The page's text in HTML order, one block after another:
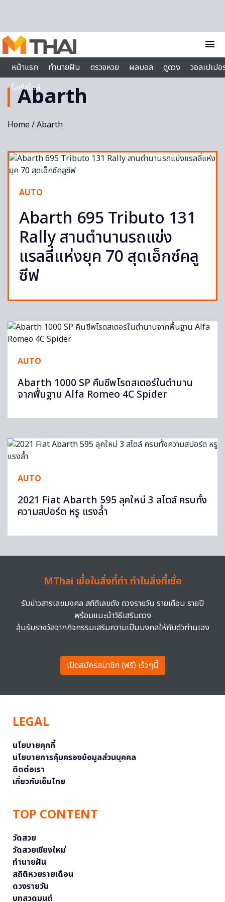
menu
หน้าแรก
ทำนายฝัน ตรวจหวย ผลบอล ดูดวง
วอลเปเป
ไลฟ์สไตล์
Abarth
Home/ Abarth
AUTO
Abarth 695 Tributo 131
Rally สานตำนานรถแข่ง
แรลลี่แห่งยุค 70 สุดเอ็กซ์คลู
ซีฟ
AUTO
Abarth 1000 SP คืนชีพโรดสเตอร์ในตำนาน
จากพื้นฐาน Alfa Romeo 4C Spider
AUTO
2021 Fiat Abarth 595 ลุคใหม่ 3 สไตล์ ครบทั้ง
ความสปอร์ต หรู แรงล้ำ
MThai เชื่อในสิ่งที่ทำ ทำในสิ่งที่เชื่อ
รับข่าวสารเลขมงคล สถิติเลขดัง ดวงรายวัน รายเดือน รายปี
พร้อมแนะนำวิธีเสริมดวง
ลุ้นรับรางวัลจากกิจกรรมเสริมความเป็นมงคลให้กับตัวท่านเอง
เปิดสมัครสมาชิก (ฟรี) เร็วๆนี้
LEGAL
นโยบายคุกกี้
นโยบายการคุ้มครองข้อมูลส่วนบุคคล
ติดต่อเรา
เกี่ยวกับเอ็มไทย
TOP CONTENT
วัดสวย
วัดสวยเชียงใหม่
ทำนายฝัน
สถิติหวยรายเดือน
ดวงรายวัน
บทสวดมนต์